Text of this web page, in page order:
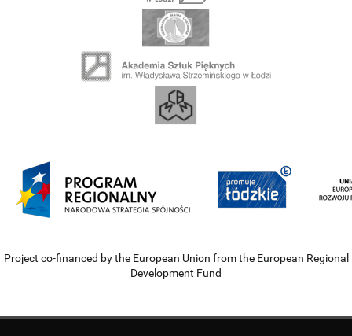
Project co-financed by the European Union from the European Regional
Development Fund